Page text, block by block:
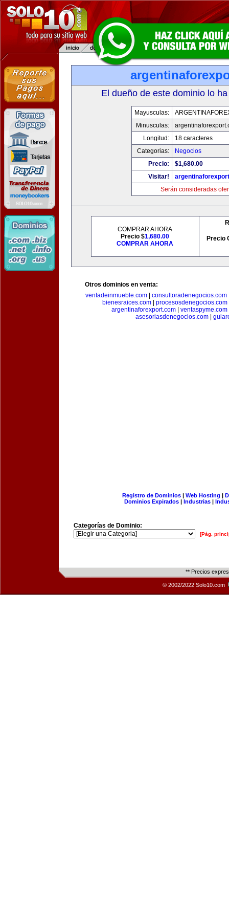
El dueño de este dominio lo
Mayusculas:
Minusculas:
Longitud:
18 caracteres
Categorias:
Negocios
Precio:
$1,680.00
Visitar!
Serán consideradas
COMPRAR AHORA
Precio $1,680.00
COMPRAR AHORA
Precio
Otros dominios en venta:
ventadeinmueble.com| consultoradenegocios.com
bienesraices.com
procesosdenegocios.com
argentinaforexport.com| ventaspyme.com
asesoriasdenegocios.com|
Registro de Dominios| Web Hosting |
Dominios Expirados | Industrias |
Categorías de Dominio:
[Pág.
** Precios
© 2002/2022 Solo10.com